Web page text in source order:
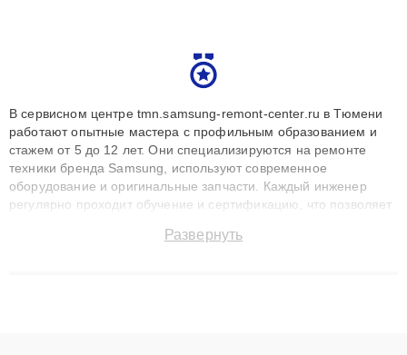
В сервисном центре tmn.samsung-remont-center.ru в Тюмени
работают опытные мастера с профильным образованием и
стажем от 5 до 12 лет. Они специализируются на ремонте
техники бренда Samsung, используют современное
оборудование и оригинальные запчасти. Каждый инженер
регулярно проходит обучение и сертификацию, что позволяет
технику с сохранением гарантии до 3 лет. Наши мастера
Развернуть